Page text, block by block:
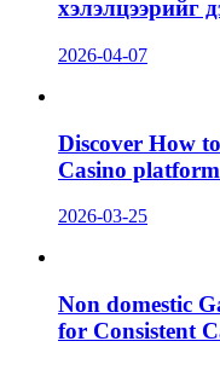
хэлэлцээрийг
2026-04-07
Discover How
Casino
2026-03-25
Non domestic
for Consistent